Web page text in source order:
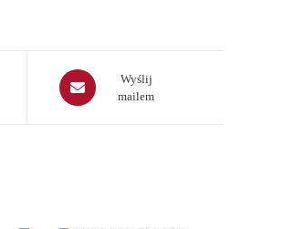
Opens
in
Wyślij
mailem